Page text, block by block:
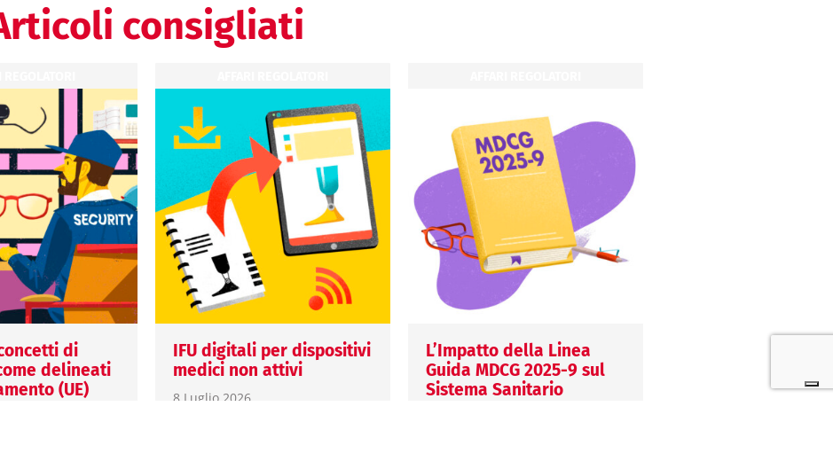
consigliati
di
delineati
(UE)
IFU digitali per dispositivi
medici non attivi
8 Luglio 2026
L’Impatto della Linea
Guida MDCG 2025-9 sul
Sistema Sanitario
Paesi extra-UE